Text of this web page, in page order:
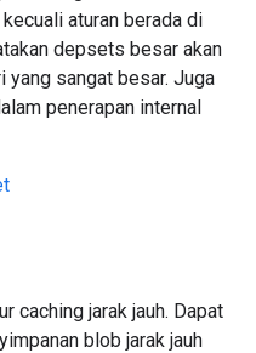
aturan berada di
depsets besar akan
sangat besar. Juga
penerapan internal
caching jarak jauh. Dapat
blob jarak jauh